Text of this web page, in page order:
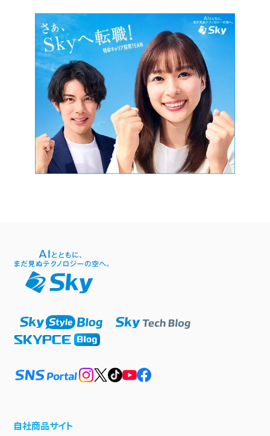
自社商品サイト